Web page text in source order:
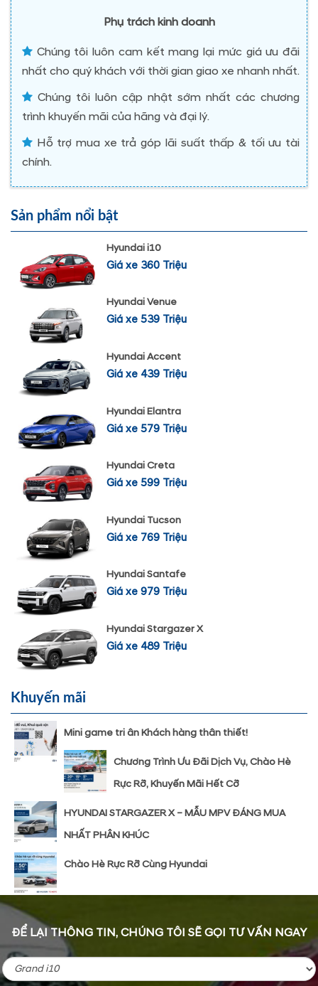
Phụ trách kinh doanh
Chúng tôi luôn cam kết mang lại mức giá ưu đãi
nhất cho quý khách với thời gian giao xe nhanh nhất.
Chúng tôi luôn cập nhật sớm nhất các chương
trình khuyến mãi của hãng và đại lý.
Hỗ trợ mua xe trả góp lãi suất thấp & tối ưu tài
chính.
Sản phẩm nổi bật
Hyundai i10
Giá xe 360 Triệu
Hyundai Venue
Giá xe 539 Triệu
Hyundai Accent
Giá xe 439 Triệu
Hyundai Elantra
Giá xe 579 Triệu
Hyundai Creta
Giá xe 599 Triệu
Hyundai Tucson
Giá xe 769 Triệu
Hyundai Santafe
Giá xe 979 Triệu
Hyundai Stargazer X
Giá xe 489 Triệu
Khuyến mãi
Mini game tri ân Khách hàng thân thiết!
Chương Trình Ưu Đãi Dịch Vụ, Chào Hè
Rực Rỡ, Khuyến Mãi Hết Cỡ
HYUNDAI STARGAZER X – MẪU MPV ĐÁNG MUA
NHẤT PHÂN KHÚC
Chào Hè Rực Rỡ Cùng Hyundai
ĐỂ LẠI THÔNG TIN, CHÚNG TÔI SẼ GỌI TƯ VẤN NGAY